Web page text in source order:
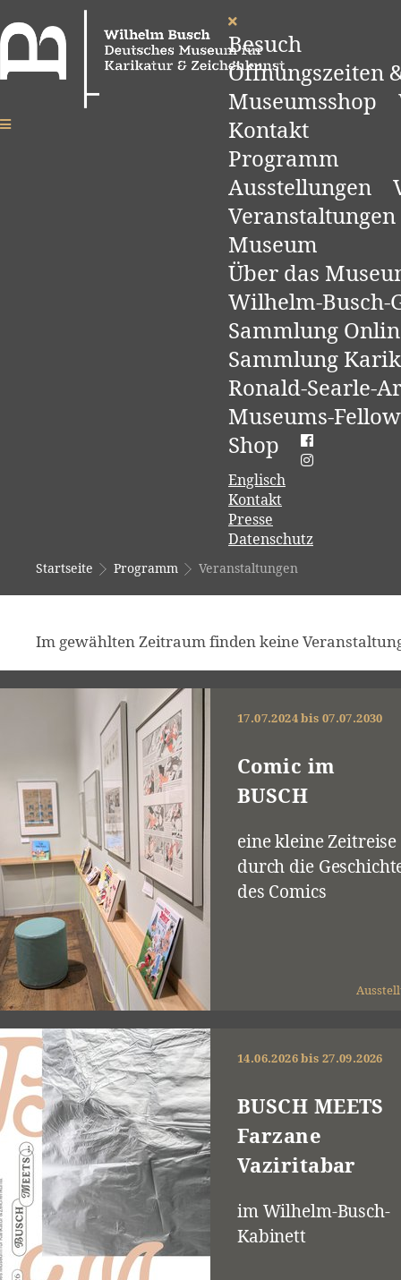
Besuch
Öffnungszeiten
Museumsshop
Kontakt
Programm
Ausstellungen
Veranstaltungen
Museum
Über das
Wilhelm-Busch-
Sammlung
Sammlung
Ronald-Searle-
Museums-
Shop
Englisch
Kontakt
Presse
Datenschutz
Startseite Programm Veranstaltungen
Im gewählten Zeitraum finden keine
17.07.2024 bis 07.07.2030
Comic im
BUSCH
eine kleine Zeitreise
durch die
des Comics
14.06.2026 bis 27.09.2026
BUSCH MEETS
Farzane
Vaziritabar
im Wilhelm-Busch-
Kabinett